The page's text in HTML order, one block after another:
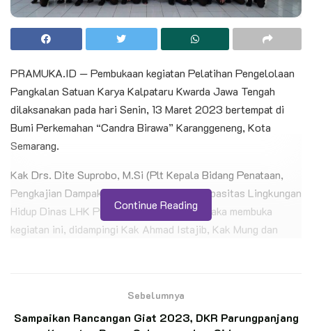
PRAMUKA.ID — Pembukaan kegiatan Pelatihan Pengelolaan
Pangkalan Satuan Karya Kalpataru Kwarda Jawa Tengah
dilaksanakan pada hari Senin, 13 Maret 2023 bertempat di
Bumi Perkemahan “Candra Birawa” Karanggeneng, Kota
Semarang.
Kak Drs. Dite Suprobo, M.Si (Plt Kepala Bidang Penataan,
Pengkajian Dampak dan Pengembangan Kapasitas Lingkungan
Hidup Dinas LHK Prov.Jateng) selaku Pinsaka membuka
kegiatan ini, didampingi Kak Ahmad Istajib, Kak Mung dan
Langkah Pengabdian Penegak Ambalan Tomau,
Continue Reading
Sebelumnya
Sampaikan Rancangan Giat 2023, DKR Parungpanjang